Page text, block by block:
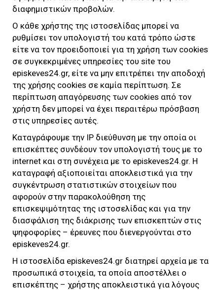
διαφημιστικών προβολών.
Ο κάθε χρήστης της ιστοσελίδας μπορεί να
ρυθμίσει τον υπολογιστή του κατά τρόπο ώστε
είτε να τον προειδοποιεί για τη χρήση των cookies
σε συγκεκριμένες υπηρεσίες του site του
episkeves24.gr, είτε να μην επιτρέπει την αποδοχή
της χρήσης cookies σε καμία περίπτωση. Σε
περίπτωση απαγόρευσης των cookies από τον
χρήστη δεν μπορεί να έχει περαιτέρω πρόσβαση
στις υπηρεσίες αυτές.
Καταγράφουμε την IP διεύθυνση με την οποία οι
επισκέπτες συνδέουν τον υπολογιστή τους με το
internet και στη συνέχεια με το episkeves24.gr. Η
καταγραφή αξιοποιείται αποκλειστικά για την
συγκέντρωση στατιστικών στοιχείων που
αφορούν στην παρακολούθηση της
επισκεψιμότητας της ιστοσελίδας και για την
διασφάλιση της διάκρισης των επισκεπτών στις
ψηφοφορίες – έρευνες που διενεργούνται στο
episkeves24.gr.
Η ιστοσελίδα episkeves24.gr διατηρεί αρχεία με τα
προσωπικά στοιχεία, τα οποία αποστέλλει ο
επισκέπτης – χρήστης αποκλειστικά για λόγους